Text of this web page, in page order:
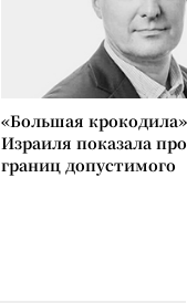
«Большая
Израиля показала
границ допустимого